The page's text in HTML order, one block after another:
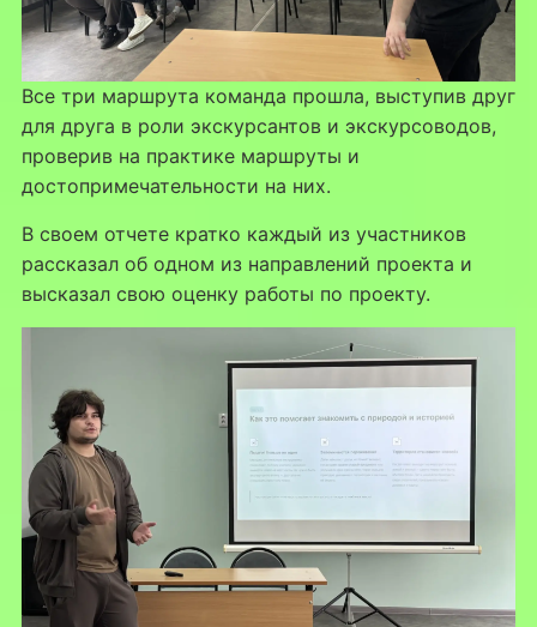
Все три маршрута команда прошла, выступив друг
для друга в роли экскурсантов и экскурсоводов,
проверив на практике маршруты и
достопримечательности на них.
В своем отчете кратко каждый из участников
рассказал об одном из направлений проекта и
высказал свою оценку работы по проекту.